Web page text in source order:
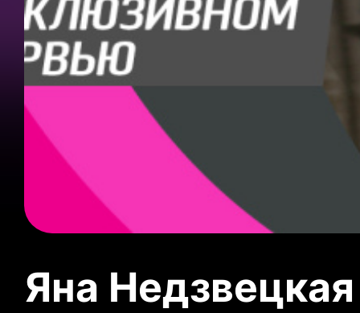
Яна Недзвецкая